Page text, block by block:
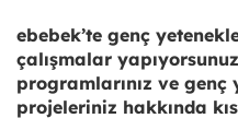
ebebek’te genç
çalışmalar
programlarınız ve genç
projeleriniz hakkında